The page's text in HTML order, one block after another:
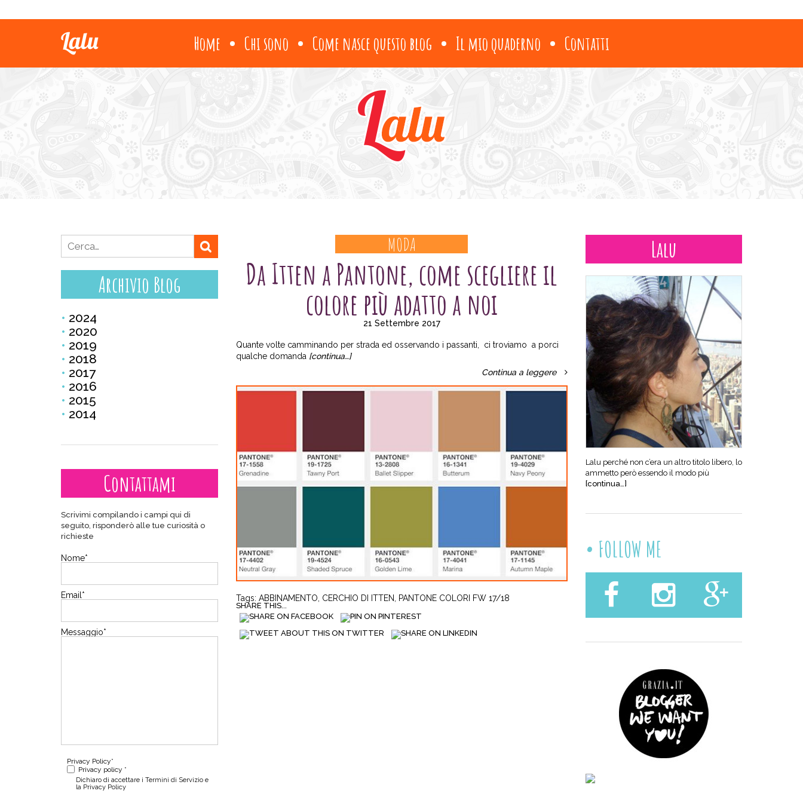
Home Chi sono Come nasce questo blog Il mio quaderno Contatti
MODA
Da Itten a Pantone, come scegliere il
colore più adatto a noi
21 Settembre 2017
Quante volte camminando per strada ed osservando i passanti, ci troviamo a porci
qualche domanda [continua…]
Continua a leggere
Tags: ABBINAMENTO CERCHIO DI ITTEN PANTONE COLORI FW 17/18
SHARE THIS...
Archivio Blog
2024
2020
2019
2018
2017
2016
2015
2014
Contattami
Scrivimi compilando i campi qui di
seguito, risponderò alle tue curiosità o
richieste
Nome*
Email *
Messaggio*
Privacy Policy*
Privacy policy *
Dichiaro di accettare i Termini di Servizio e
la Privacy Policy
Lalu
Lalu perché non c’era un altro titolo libero, lo
ammetto però essendo il modo più
[continua…]
FOLLOW ME